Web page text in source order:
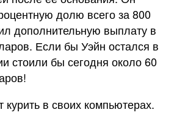
долю всего за 800
дополнительную выплату в
Если бы Уэйн остался в
стоили бы сегодня около 60
в своих компьютерах.